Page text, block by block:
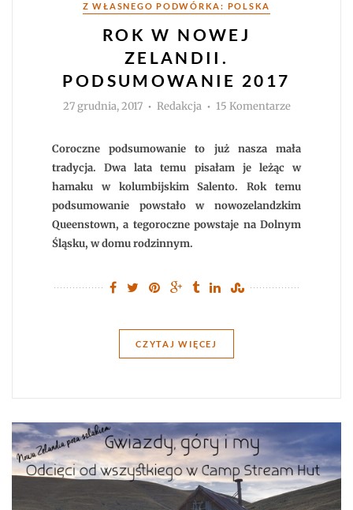
Z WŁASNEGO PODWÓRKA: POLSKA
ROK W NOWEJ
ZELANDII.
PODSUMOWANIE 2017
27 grudnia, 2017 Autor
Redakcja 15 Komentarzedo
Zelandii.
2017
Coroczne podsumowanie to już nasza mała
tradycja. Dwa lata temu pisałam je leżąc w
hamaku w kolumbijskim Salento. Rok temu
podsumowanie powstało w nowozelandzkim
Queenstown, a tegoroczne powstaje na Dolnym
Śląsku, w domu rodzinnym.
CZYTAJ WIĘCEJ